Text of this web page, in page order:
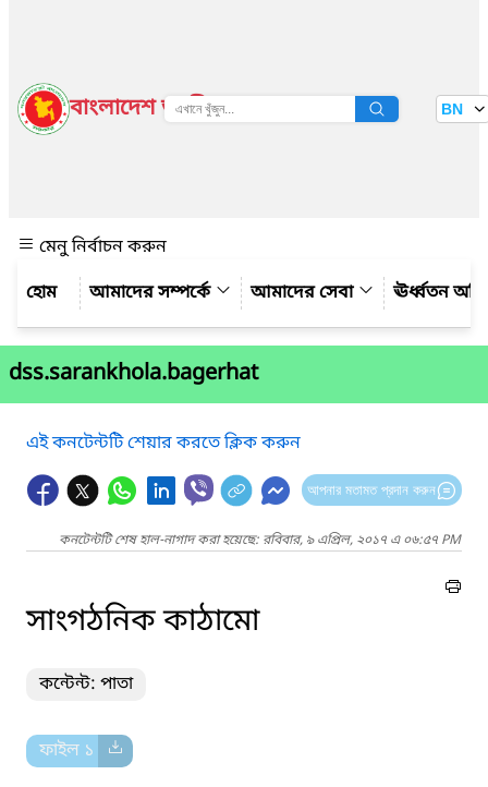
বাংলাদেশ জাতীয় তথ্য বাতায়ন BN
মেনু নির্বাচন করুন
আমাদের সম্পর্কে
আমাদের সেবা ঊর্ধ্বতন
dss.sarankhola.bagerhat
এই কনটেন্টটি শেয়ার করতে ক্লিক করুন
আপনার মতামত প্রদান করুন
কনটেন্টটি শেষ হাল-নাগাদ করা হয়েছে: রবিবার, ৯ এপ্রিল, ২০১৭ এ ০৬:৫৭ PM
সাংগঠনিক কাঠামো
কন্টেন্ট: পাতা
ফাইল ১